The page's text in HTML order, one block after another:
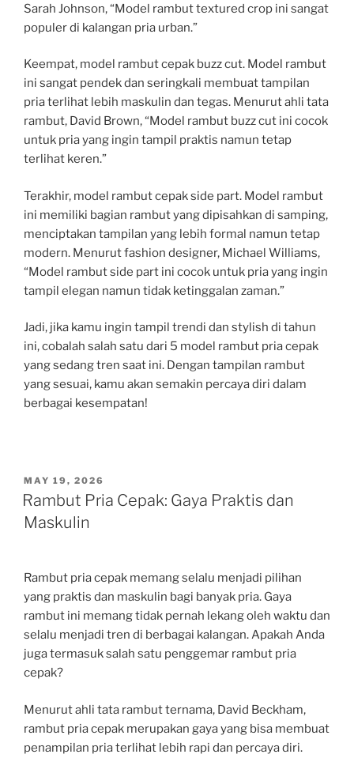
Sarah Johnson, “Model rambut textured crop ini sangat
populer di kalangan pria urban.”
Keempat, model rambut cepak buzz cut. Model rambut
ini sangat pendek dan seringkali membuat tampilan
pria terlihat lebih maskulin dan tegas. Menurut ahli tata
rambut, David Brown, “Model rambut buzz cut ini cocok
untuk pria yang ingin tampil praktis namun tetap
terlihat keren.”
Terakhir, model rambut cepak side part. Model rambut
ini memiliki bagian rambut yang dipisahkan di samping,
menciptakan tampilan yang lebih formal namun tetap
modern. Menurut fashion designer, Michael Williams,
“Model rambut side part ini cocok untuk pria yang ingin
tampil elegan namun tidak ketinggalan zaman.”
Jadi, jika kamu ingin tampil trendi dan stylish di tahun
ini, cobalah salah satu dari 5 model rambut pria cepak
yang sedang tren saat ini. Dengan tampilan rambut
yang sesuai, kamu akan semakin percaya diri dalam
berbagai kesempatan!
POSTED
ON
MAY 19, 2026
Rambut Pria Cepak: Gaya Praktis dan
Maskulin
Rambut pria cepak memang selalu menjadi pilihan
yang praktis dan maskulin bagi banyak pria. Gaya
rambut ini memang tidak pernah lekang oleh waktu dan
selalu menjadi tren di berbagai kalangan. Apakah Anda
juga termasuk salah satu penggemar rambut pria
cepak?
Menurut ahli tata rambut ternama, David Beckham,
rambut pria cepak merupakan gaya yang bisa membuat
penampilan pria terlihat lebih rapi dan percaya diri.